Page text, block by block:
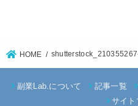
HOME
副業Lab.について 記事一覧
サイト